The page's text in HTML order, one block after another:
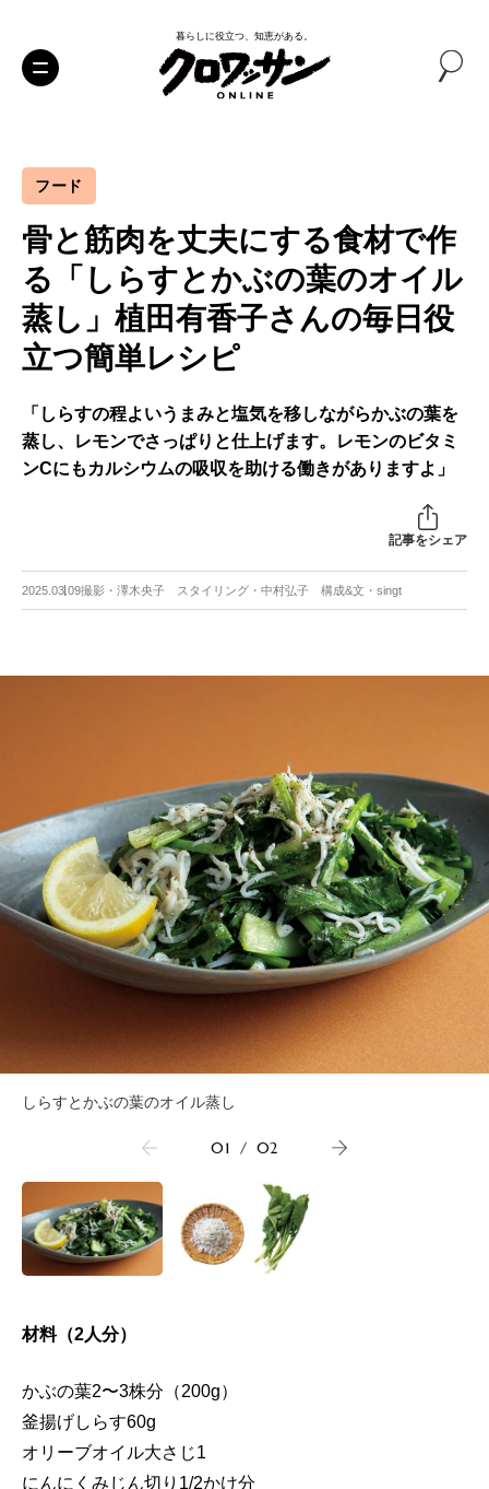
暮らしに役立つ、知恵がある。
フード
骨と筋肉を丈夫にする食材で作
る「しらすとかぶの葉のオイル
蒸し」植田有香子さんの毎日役
立つ簡単レシピ
「しらすの程よいうまみと塩気を移しながらかぶの葉を
蒸し、レモンでさっぱりと仕上げます。レモンのビタミ
ンCにもカルシウムの吸収を助ける働きがありますよ」
記事をシェア
2025.03.09撮影・澤木央子 スタイリング・中村弘子 構成&文・singt
しらすとかぶの葉のオイル蒸し
01 / 02
材料（2人分）
かぶの葉2〜3株分（200g）
釜揚げしらす60g
オリーブオイル大さじ1
にんにくみじん切り1/2かけ分